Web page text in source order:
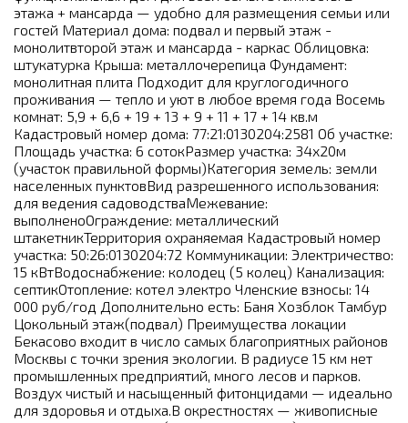
этажа + мансарда — удобно для размещения семьи или
гостей Материал дома: подвал и первый этаж -
монолитвторой этаж и мансарда - каркас Облицовка:
штукатурка Крыша: металлочерепица Фундамент:
монолитная плита Подходит для круглогодичного
проживания — тепло и уют в любое время года Восемь
комнат: 5,9 + 6,6 + 19 + 13 + 9 + 11 + 17 + 14 кв.м
Кадастровый номер дома: 77:21:0130204:2581 Об участке:
Площадь участка: 6 сотокРазмер участка: 34х20м
(участок правильной формы)Категория земель: земли
населенных пунктовВид разрешенного использования:
для ведения садоводстваМежевание:
выполненоОграждение: металлический
штакетникТерритория охраняемая Кадастровый номер
участка: 50:26:0130204:72 Коммуникации: Электричество:
15 кВтВодоснабжение: колодец (5 колец) Канализация:
септикОтопление: котел электро Членские взносы: 14
000 руб/год Дополнительно есть: Баня Хозблок Тамбур
Цокольный этаж(подвал) Преимущества локации
Бекасово входит в число самых благоприятных районов
Москвы с точки зрения экологии. В радиусе 15 км нет
промышленных предприятий, много лесов и парков.
Воздух чистый и насыщенный фитонцидами — идеально
для здоровья и отдыха.В окрестностях — живописные